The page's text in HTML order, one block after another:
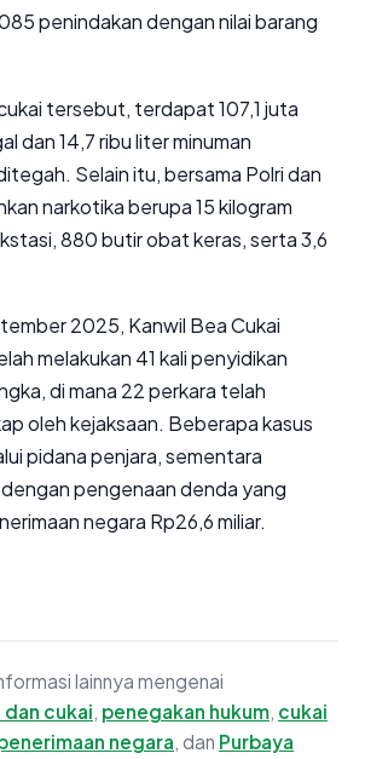
penindakan dengan nilai barang
tersebut, terdapat 107,1 juta
dan 14,7 ribu liter minuman
Selain itu, bersama Polri dan
narkotika berupa 15 kilogram
880 butir obat keras, serta 3,6
2025, Kanwil Bea Cukai
melakukan 41 kali penyidikan
di mana 22 perkara telah
oleh kejaksaan. Beberapa kasus
pidana penjara, sementara
pengenaan denda yang
negara Rp26,6 miliar.
lainnya mengenai
dan cukai, penegakan hukum, cukai
negara, dan Purbaya